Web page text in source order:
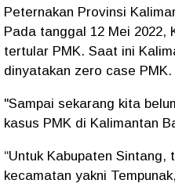
Peternakan Provinsi
Pada tanggal 12 Mei 2022,
tertular PMK. Saat ini
dinyatakan zero case PMK.
"Sampai sekarang kita
kasus PMK di Kalimantan
“Untuk Kabupaten
kecamatan yakni